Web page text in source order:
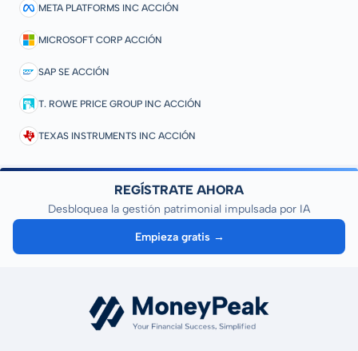
META PLATFORMS INC ACCIÓN
MICROSOFT CORP ACCIÓN
SAP SE ACCIÓN
T. ROWE PRICE GROUP INC ACCIÓN
TEXAS INSTRUMENTS INC ACCIÓN
REGÍSTRATE AHORA
Desbloquea la gestión patrimonial impulsada por IA
Empieza gratis →